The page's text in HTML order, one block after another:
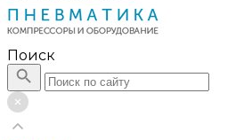
Поиск